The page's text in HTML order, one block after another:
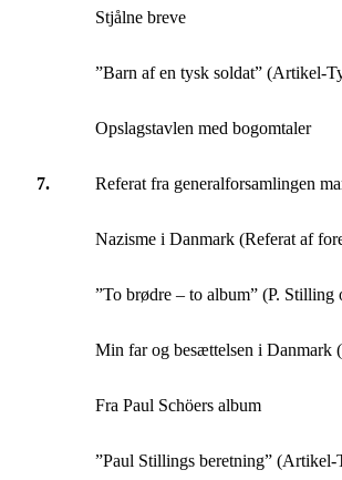
Stjålne breve
”Barn af en tysk soldat” (Artikel-
Opslagstavlen med bogomtaler
7. Referat fra generalforsamlingen
Nazisme i Danmark (Referat af
”To brødre – to album” (P. Stilling
Min far og besættelsen i Danmark
Fra Paul Schöers album
”Paul Stillings beretning” (Artikel-